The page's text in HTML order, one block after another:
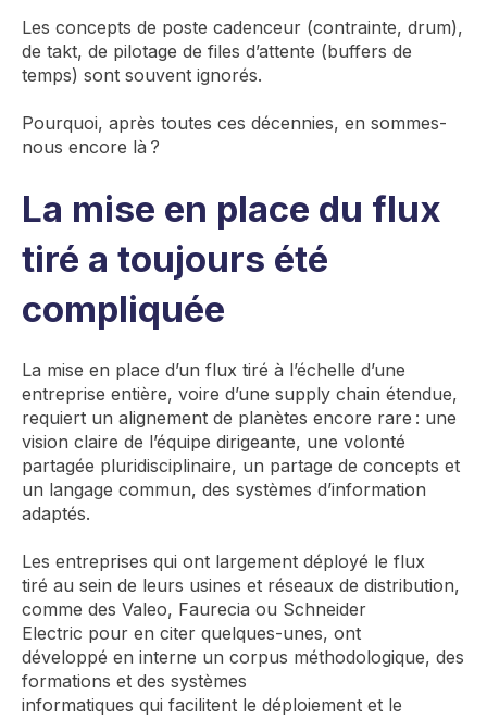
Les concepts de poste cadenceur (contrainte, drum),
de takt, de pilotage de files d’attente (buffers de
temps) sont souvent ignorés.
Pourquoi, après toutes ces décennies, en sommes-
nous encore là ?
La mise en place du flux
tiré a toujours été
compliquée
La mise en place d’un flux tiré à l’échelle d’une
entreprise entière, voire d’une supply chain étendue,
requiert un alignement de planètes encore rare : une
vision claire de l’équipe dirigeante, une volonté
partagée pluridisciplinaire, un partage de concepts et
un langage commun, des systèmes d’information
adaptés.
Les entreprises qui ont largement déployé le flux
tiré au sein de leurs usines et réseaux de distribution,
comme des Valeo, Faurecia ou Schneider
Electric pour en citer quelques-unes, ont
développé en interne un corpus méthodologique, des
formations et des systèmes
informatiques qui facilitent le déploiement et le